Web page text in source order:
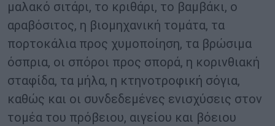
μαλακό σιτάρι, το κριθάρι, το βαμβάκι, ο
αραβόσιτος, η βιομηχανική τομάτα, τα
πορτοκάλια προς χυμοποίηση, τα βρώσιμα
όσπρια, οι σπόροι προς σπορά, η κορινθιακή
σταφίδα, τα μήλα, η κτηνοτροφική σόγια,
καθώς και οι συνδεδεμένες ενισχύσεις στον
τομέα του πρόβειου, αιγείου και βόειου